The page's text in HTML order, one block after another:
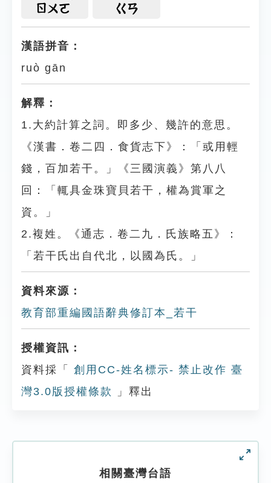
ㄖㄨㄛ ㄍㄢ
漢語拼音：
ruò gān
解釋：
1.大約計算之詞。即多少、幾許的意思。
《漢書．卷二四．食貨志下》：「或用輕
錢，百加若干。」《三國演義》第八八
回：「輒具金珠寶貝若干，權為賞軍之
資。」
2.複姓。《通志．卷二九．氏族略五》：
「若干氏出自代北，以國為氏。」
資料來源：
教育部重編國語辭典修訂本_若干
授權資訊：
資料採「
創用CC-姓名標示- 禁止改作 臺
灣3.0版授權條款
」釋出
相關臺灣台語